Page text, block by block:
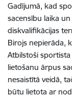
Gadījumā, kad
sacensību laika
diskvalifikācijas
Birojs nepierāda,
Atbilstoši
lietošanu ārpus
nesaistītā veidā,
būtu lietota ar